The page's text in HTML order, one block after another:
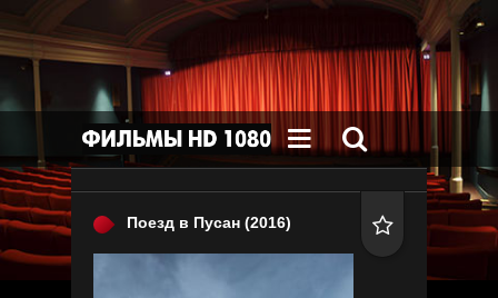
 
Поезд в Пусан (2016) 